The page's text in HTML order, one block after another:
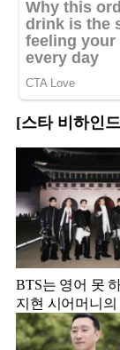
[스타 비하인
BTS는 영어 못
지현 시어머니의